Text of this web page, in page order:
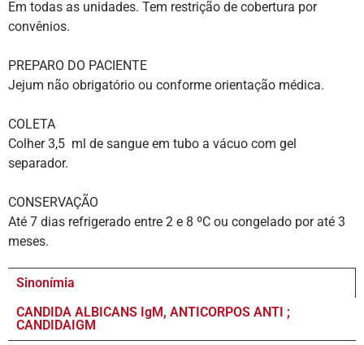
Em todas as unidades. Tem restrição de cobertura por
convênios.
PREPARO DO PACIENTE
Jejum não obrigatório ou conforme orientação médica.
COLETA
Colher 3,5 ml de sangue em tubo a vácuo com gel
separador.
CONSERVAÇÃO
Até 7 dias refrigerado entre 2 e 8 ºC ou congelado por até 3
meses.
Sinonímia
CANDIDA ALBICANS IgM, ANTICORPOS ANTI ;
CANDIDAIGM